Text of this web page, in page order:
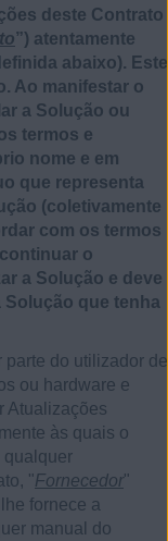
deste Contrato
”) atentamente
abaixo). Este
Ao manifestar o
a Solução ou
termos e
nome e em
que representa
(coletivamente
com os termos
o
a Solução e deve
que tenha
parte do utilizador de
ou hardware e
Atualizações
às quais o
qualquer
"Fornecedor"
fornece a
manual do